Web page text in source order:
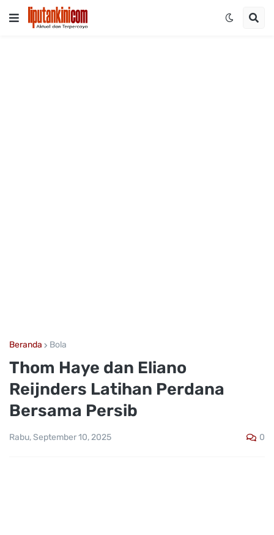
Beranda Bola
Thom Haye dan Eliano
Reijnders Latihan Perdana
Bersama Persib
Rabu, September 10, 2025 0